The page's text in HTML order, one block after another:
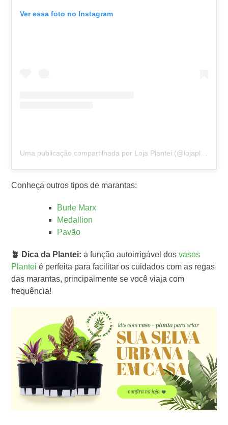
Ver essa foto no Instagram
Conheça outros tipos de marantas:
Burle Marx
Medallion
Pavão
🪴 Dica da Plantei:a função autoirrigável dosvasos
Plantei é perfeita para facilitar os cuidados com as regas
das marantas, principalmente se você viaja com
frequência!